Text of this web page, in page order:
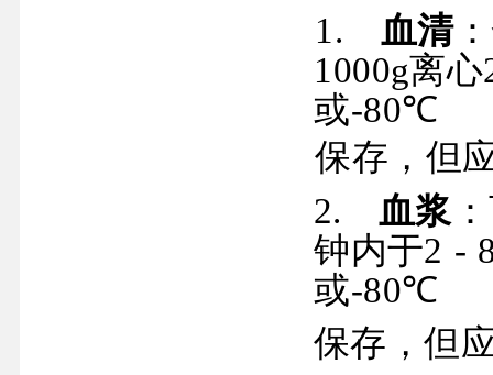
1. 血清
1000g离心
或-80℃
保存，但
2. 血浆
钟内于2 -
或-80℃
保存，但